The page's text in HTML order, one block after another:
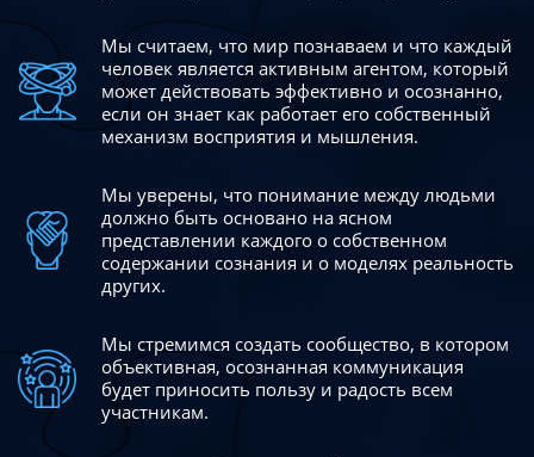
Мы считаем, что мир познаваем и что каждый
человек является активным агентом, который
может действовать эффективно и осознанно,
если он знает как работает его собственный
механизм восприятия и мышления.
Мы уверены, что понимание между людьми
должно быть основано на ясном
представлении каждого о собственном
содержании сознания и о моделях реальность
других.
Мы стремимся создать сообщество, в котором
объективная, осознанная коммуникация
будет приносить пользу и радость всем
участникам.